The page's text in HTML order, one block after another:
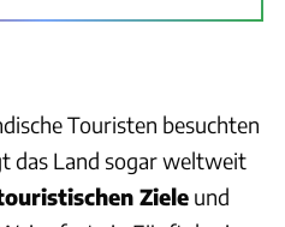
Touristen besuchten
das Land sogar weltweit
Ziele und